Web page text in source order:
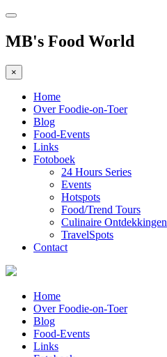
MB's Food World
×
Home
Over Foodie-on-Toer
Blog
Food-Events
Links
Fotoboek
24 Hours Series
Events
Hotspots
Food/Trend Tours
Culinaire Ontdekkingen
TravelSpots
Contact
Home
Over Foodie-on-Toer
Blog
Food-Events
Links